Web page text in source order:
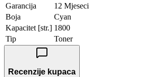
Garancija
12 Mjeseci
Boja
Cyan
Kapacitet [str.] 1800
Tip
Toner
Recenzije kupaca